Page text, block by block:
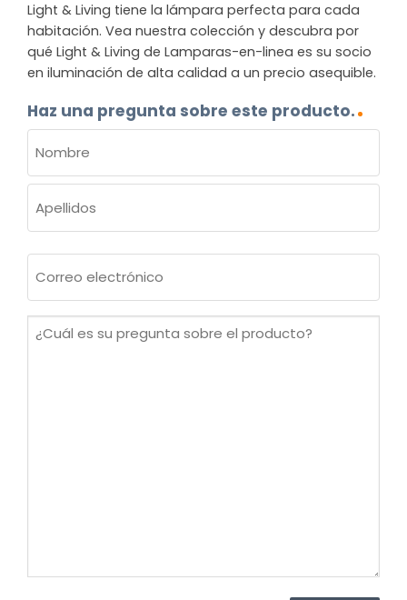
Light & Living tiene la lámpara perfecta para cada
habitación. Vea nuestra colección y descubra por
qué Light & Living de Lamparas-en-linea es su socio
en iluminación de alta calidad a un precio asequible.
Haz una pregunta sobre este producto.
(OBLIGATORIO)
Nombre
electrónico
¿Cuál